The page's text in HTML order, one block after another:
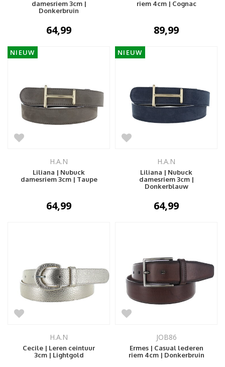
damesriem 3cm |
Donkerbruin
64,99
riem 4cm | Cognac
89,99
NIEUW
H.A.N
Liliana | Nubuck
damesriem 3cm | Taupe
64,99
NIEUW
H.A.N
Liliana | Nubuck
damesriem 3cm |
Donkerblauw
64,99
H.A.N
Cecile | Leren ceintuur
3cm | Lightgold
JOB86
Ermes | Casual lederen
riem 4cm | Donkerbruin